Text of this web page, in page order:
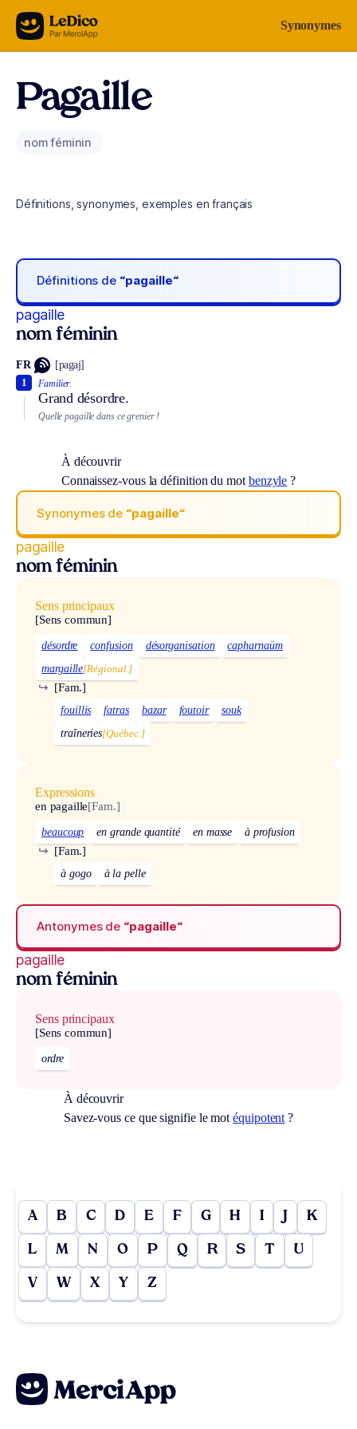
Aller au contenu Synonymes
Pagaille
nom féminin
Définitions, synonymes, exemples en français
Définitions de “pagaille“
pagaille
nom féminin
FR [pagaj]
Familier.
Grand désordre.
1
Quelle pagaille dans ce grenier !
À découvrir
Connaissez-vous la définition du mot benzyle ?
Synonymes de “pagaille“
pagaille
nom féminin
Sens principaux
[Sens commun]
désordre confusion désorganisation
capharnaüm
margaille[Régional.]
[Fam.]
↪
fouillis fatras bazar foutoir
souk
traîneries[Québec.]
Expressions
en pagaille[Fam.]
beaucoup en grande quantité en masse à profusion
[Fam.]
↪
à gogo à la pelle
Antonymes de “pagaille“
pagaille
nom féminin
Sens principaux
[Sens commun]
ordre
À découvrir
Savez-vous ce que signifie le motéquipotent ?
A B C D E F G H I J K
L M N O P Q R S T U
V W X Y Z